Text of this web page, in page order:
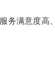
务满意度高、